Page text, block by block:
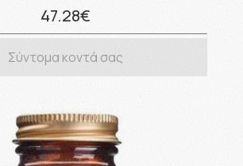
47.28€
Σύντομα κοντά σας